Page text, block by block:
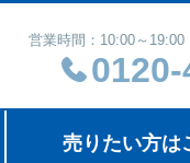
営業時間：10:00～
売りたい方は